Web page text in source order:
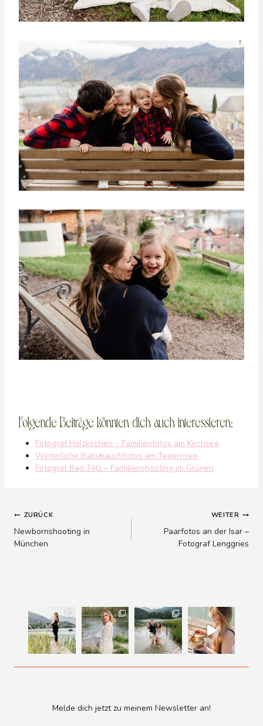
Folgende Beiträge könnten dich auch interessieren:
Fotograf Holzkirchen – Familienfotos am Kirchsee
Winterliche Babybauchfotos am Tegernsee
Fotograf Bad Tölz – Familienshooting im Grünen
Beitragsnavigation
ZURÜCK
Newbornshooting in
München
WEITER
Paarfotos an der Isar –
Fotograf Lenggries
Melde dich jetzt zu meinem Newsletter an!